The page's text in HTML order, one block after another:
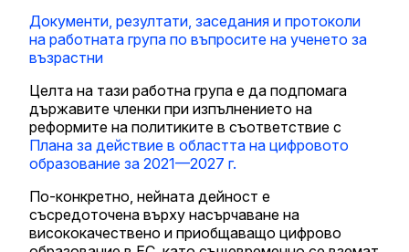
Документи, резултати, заседания и протоколи
на работната група по въпросите на ученето за
възрастни
Целта на тази работна група е да подпомага
държавите членки при изпълнението на
реформите на политиките в съответствие с
Плана за действие в областта на цифровото
образование за 2021—2027 г.
По-конкретно, нейната дейност е
съсредоточена върху насърчаване на
висококачествено и приобщаващо цифрово